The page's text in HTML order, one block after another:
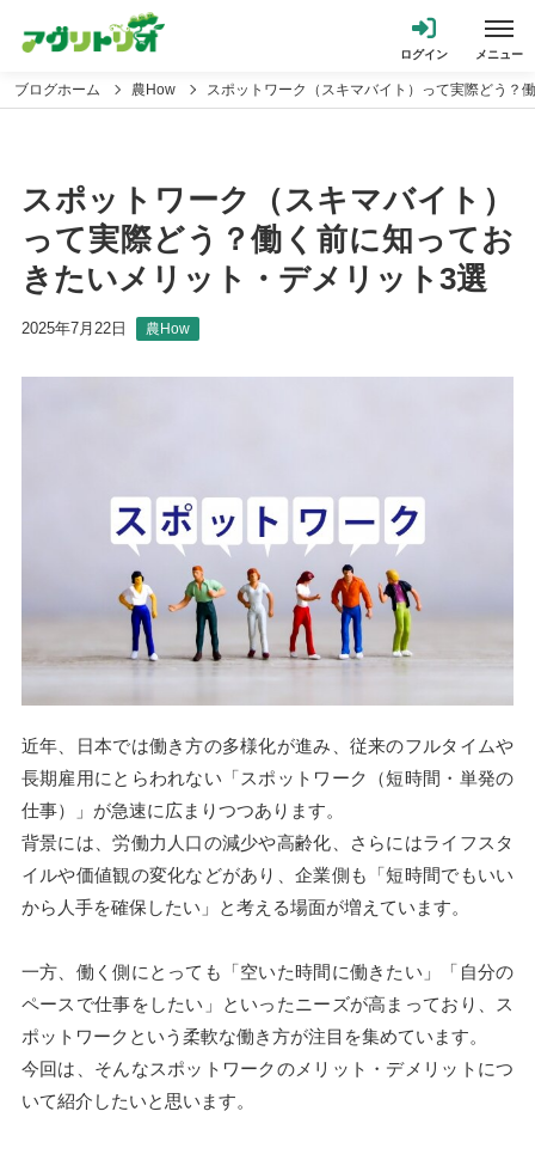
ブログホーム 農How スポットワーク（スキマバイト）って実際どう？
スポットワーク（スキマバイト）
って実際どう？働く前に知ってお
きたいメリット・デメリット3選
2025年7月22日 農How
近年、日本では働き方の多様化が進み、従来のフルタイムや
長期雇用にとらわれない「スポットワーク（短時間・単発の
仕事）」が急速に広まりつつあります。
背景には、労働力人口の減少や高齢化、さらにはライフスタ
イルや価値観の変化などがあり、企業側も「短時間でもいい
から人手を確保したい」と考える場面が増えています。
一方、働く側にとっても「空いた時間に働きたい」「自分の
ペースで仕事をしたい」といったニーズが高まっており、ス
ポットワークという柔軟な働き方が注目を集めています。
今回は、そんなスポットワークのメリット・デメリットにつ
いて紹介したいと思います。